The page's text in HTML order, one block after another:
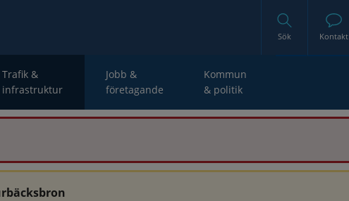
Sök Kontakt
Trafik &
infrastruktur
Jobb &
företagande
Kommun
& politik